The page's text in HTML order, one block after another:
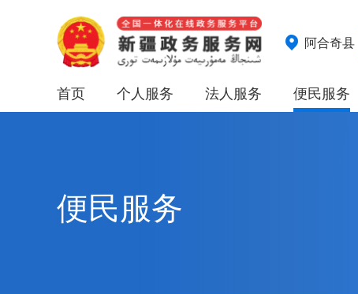
阿合奇县
首页 个人服务 法人服务 便民服务
便民服务